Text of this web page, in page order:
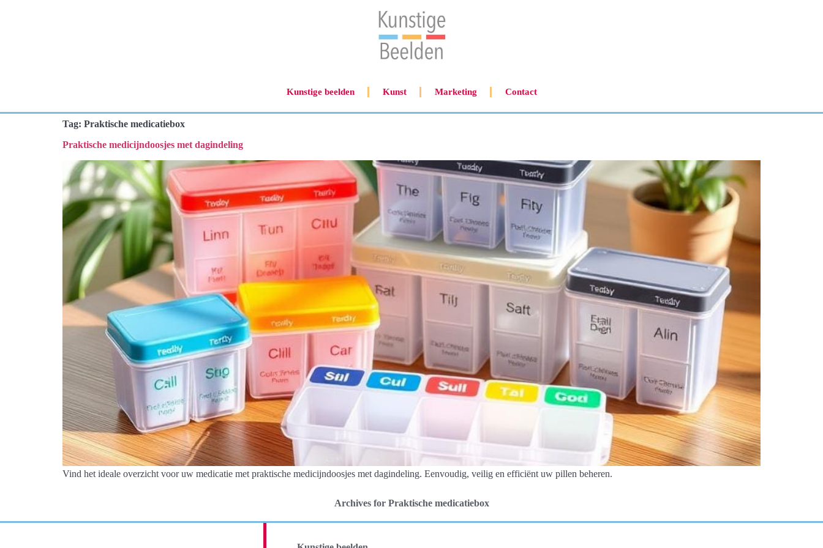
Kunstige beelden Kunst Marketing Contact
Tag: Praktische medicatiebox
Praktische medicijndoosjes met dagindeling
Vind het ideale overzicht voor uw medicatie met praktische medicijndoosjes met dagindeling. Eenvoudig, veilig en efficiënt uw pillen beheren.
Archives for Praktische medicatiebox